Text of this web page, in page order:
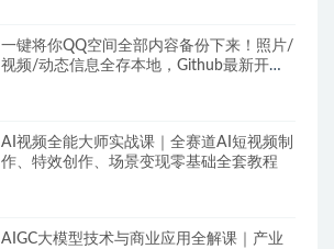
一键将你QQ空间全部内容备份下来！照片/
视频/动态信息全存本地，Github最新开源
AI视频全能大师实战课｜全赛道AI短视频制
作、特效创作、场景变现零基础全套教程
AIGC大模型技术与商业应用全解课｜产业